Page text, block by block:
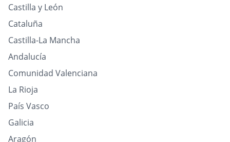
Castilla y León
Cataluña
Castilla-La Mancha
Andalucía
Comunidad Valenciana
La Rioja
País Vasco
Galicia
Aragón